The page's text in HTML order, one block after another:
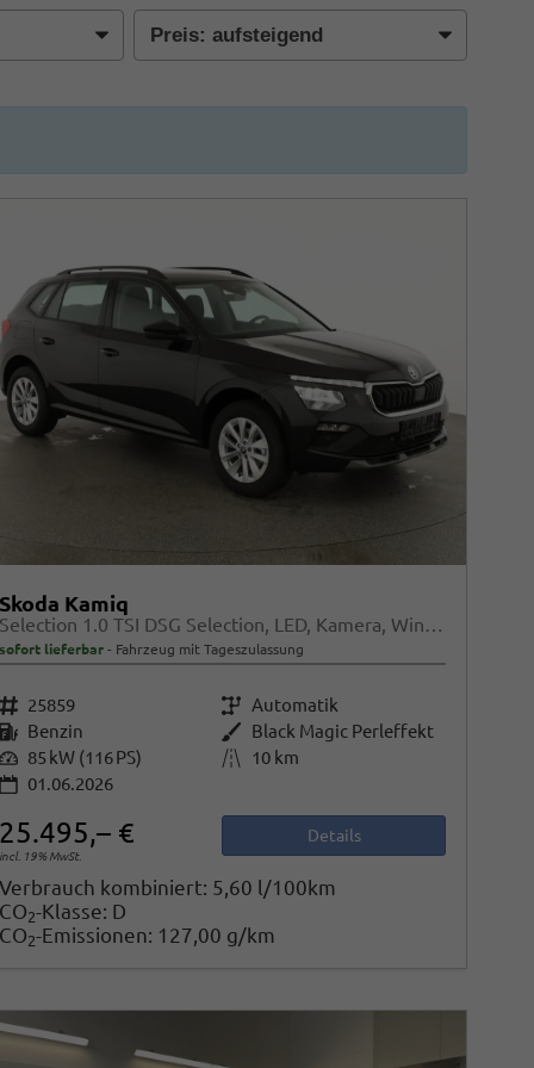
Kamiq
Selection 1.0 TSI DSG Selection, LED, Kamera, Winter, Ladeboden, 16-Zoll, 4.J-Garantie
lieferbar Fahrzeug mit Tageszulassung
Fahrzeugnr. 25859 GetriebeAutomatik
Kraftstoff Benzin Außenfarbe Black Magic Perleffekt
Leistung 85 kW (116 PS) Kilometerstand 10 km
01.06.2026
€
19% MwSt.
Details
kombiniert: 5,60 l/100km
2-Klasse: D
2-Emissionen: 127,00 g/km